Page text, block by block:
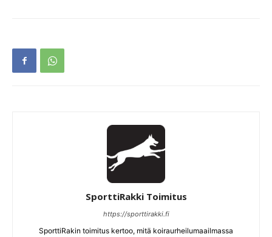
SporttiRakki Toimitus
https://sporttirakki.fi
SporttiRakin toimitus kertoo, mitä koiraurheilumaailmassa